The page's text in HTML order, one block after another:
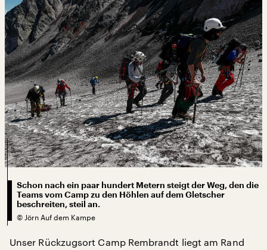
Schon nach ein paar hundert Metern steigt der Weg, den die
Teams vom Camp zu den Höhlen auf dem Gletscher
beschreiten, steil an.
© Jörn Auf dem Kampe
Unser Rückzugsort Camp Rembrandt liegt am Rand